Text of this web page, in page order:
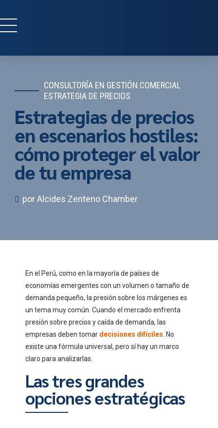
CONSULTORÍA EN GESTIÓN COMERCIAL
ESTRATEGIA DE PRECIOS
Estrategias de precios
en escenarios hostiles:
cómo proteger el valor
de tu empresa
por Alcides Zenteno Chamber
En el Perú, como en la mayoría de países de
economías emergentes con un volumen o tamaño de
demanda pequeño, la presión sobre los márgenes es
un tema muy común. Cuando el mercado enfrenta
presión sobre precios y caída de demanda, las
empresas deben tomar decisiones difíciles . No
existe una fórmula universal, pero sí hay un marco
claro para analizarlas.
Las tres grandes
opciones estratégicas